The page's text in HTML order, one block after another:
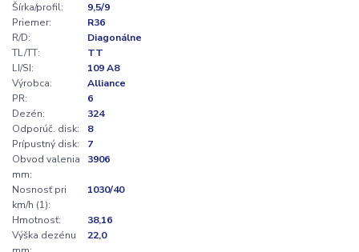
Šírka/profil:
9,5/9
Priemer:
R36
R/D:
Diagonálne
TL/TT:
TT
LI/SI:
109 A8
Výrobca:
Alliance
PR:
6
Dezén:
324
Odporúč. disk:
8
Prípustný disk:
7
Obvod valenia
mm:
3906
Nosnosť pri
km/h (1):
1030/40
Hmotnosť:
38,16
Výška dezénu
22,0